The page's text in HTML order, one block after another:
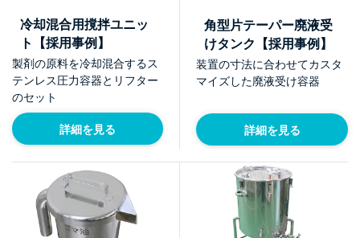
冷却混合用撹拌ユニッ
ト【採用事例】
製剤の原料を冷却混合するス
テンレス圧力容器とリフター
のセット
詳細を見る
角型片テーパー廃液受
けタンク【採用事例】
装置の寸法に合わせてカスタ
マイズした廃液受け容器
詳細を見る